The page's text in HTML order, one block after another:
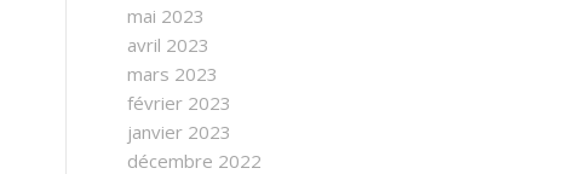
mai 2023
avril 2023
mars 2023
février 2023
janvier 2023
décembre 2022